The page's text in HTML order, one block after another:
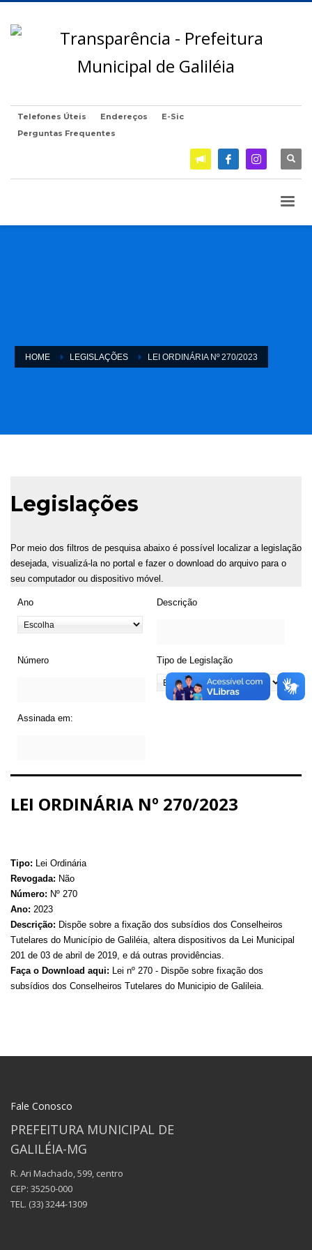
Telefones Úteis Endereços
E-Sic
Perguntas Frequentes
HOME LEGISLAÇÕES LEI ORDINÁRIA Nº 270/2023
Legislações
Por meio dos filtros de pesquisa abaixo é possível localizar a legislação
desejada, visualizá-la no portal e fazer o download do arquivo para o
seu computador ou dispositivo móvel.
Ano Descrição
Número Tipo de Legislação
Assinada em:
LEI ORDINÁRIA Nº 270/2023
Tipo: Lei Ordinária
Revogada: Não
Número: Nº 270
Ano: 2023
Descrição: Dispõe sobre a fixação dos subsídios dos Conselheiros
Tutelares do Município de Galiléia, altera dispositivos da Lei Municipal
201 de 03 de abril de 2019, e dá outras providências.
Faça o Download aqui: Lei nº 270 - Dispõe sobre fixação dos
subsídios dos Conselheiros Tutelares do Municipio de Galileia.
Fale Conosco
PREFEITURA MUNICIPAL DE
GALILÉIA-MG
R. Ari Machado, 599, centro
CEP: 35250-000
TEL. (33) 3244-1309